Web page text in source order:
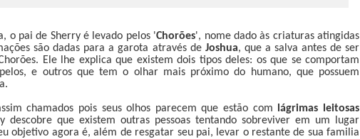
o pai de Sherry é levado pelos 'Chorões', nome dado às criaturas atingidas
são dadas para a garota através de Joshua, que a salva antes de ser
Ele lhe explica que existem dois tipos deles: os que se comportam
e outros que tem o olhar mais próximo do humano, que possuem
chamados pois seus olhos parecem que estão com
lágrimas leitosas
descobre que existem outras pessoas tentando sobreviver em um lugar
objetivo agora é, além de resgatar seu pai, levar o restante de sua familia